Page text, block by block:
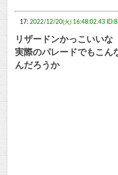
17: 2022/12/20(火) 16:48:02.43
リザードンかっこいいな
実際のパレードでもこん
んだろうか